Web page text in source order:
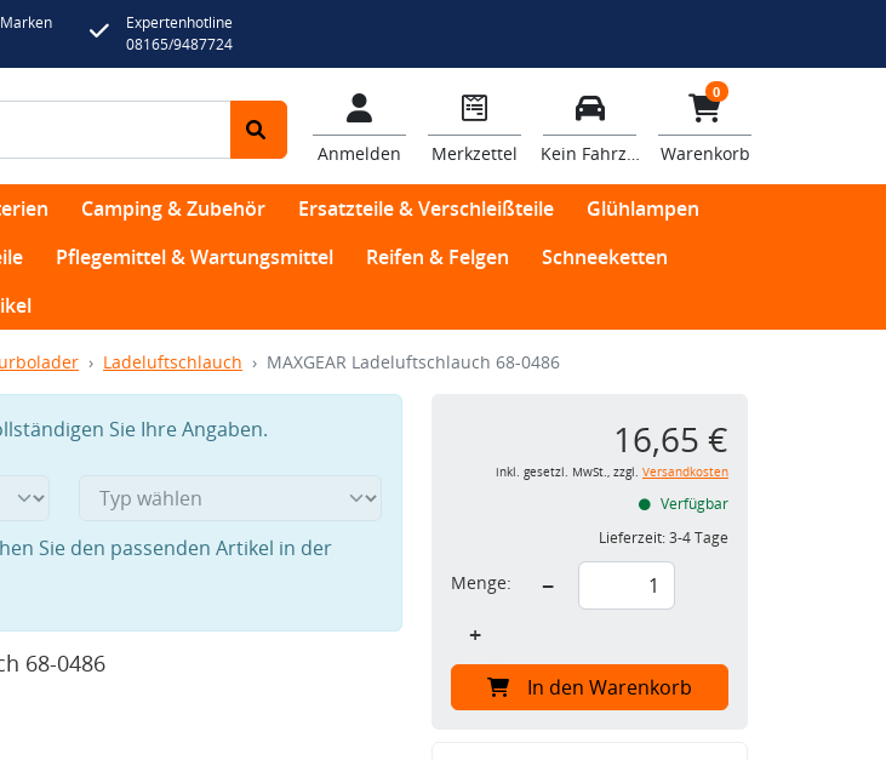
Expertenhotline
08165/9487724
Anmelden Merkzettel Kein Fahrzeug
0
Warenkorb
Camping & Zubehör Ersatzteile & Verschleißteile
Glühlampen
Pflegemittel & Wartungsmittel Reifen & Felgen
Schneeketten
Ladeluftschlauch MAXGEAR Ladeluftschlauch 68-0486
Sie Ihre Angaben.
Sie den passenden Artikel in der
68-0486
16,65 €
inkl. gesetzl. MwSt., zzgl. Versandkosten
Verfügbar
Lieferzeit:3-4 Tage
Menge:
−
+
In den Warenkorb